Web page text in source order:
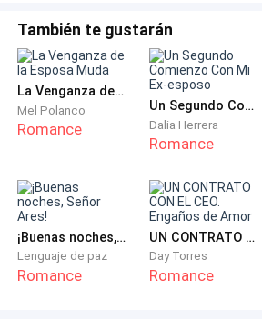
—Seguro que el vestido que elijas
Maya arrugó el gesto y la miró con
—¿Acaso es sarcasmo lo que
Carolina la miró irresoluta
—Perdona, ¿Nos conocemos?
La mujer dio un traspié, su rostro
También te gustarán
La Venganza de la Esposa Muda
Mel Polanco
Romance
Un Segundo Comienzo Con Mi Ex-esposo
Dalia Herrera
Romance
¡Buenas noches, Señor Ares!
Lenguaje de paz
Romance
UN CONTRATO CON EL CEO. Engaños de Amor
Day Torres
Romance